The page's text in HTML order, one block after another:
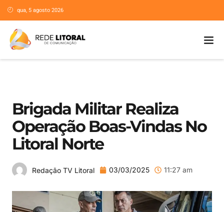
qua, 5 agosto 2026
Brigada Militar Realiza
Operação Boas-Vindas No
Litoral Norte
Redação TV Litoral 03/03/2025 11:27 am